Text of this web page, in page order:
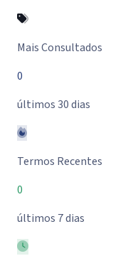
Mais Consultados
0
últimos 30 dias
Termos Recentes
0
últimos 7 dias